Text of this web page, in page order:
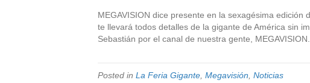
MEGAVISION dice presente en la sexagésima
te llevará todos detalles de la gigante de América sin
Sebastián por el canal de nuestra gente, MEGAVISION.
Posted in La Feria Gigante Megavisión Noticias